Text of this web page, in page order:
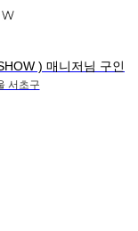
) 매니저님 구인
서초구